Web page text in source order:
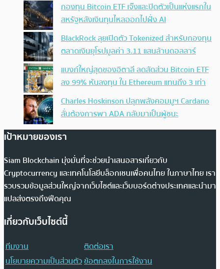
กองทุน Bitcoin ETF เจ๊งและปิดตัวเป็นแห่งแรกใน
สหรัฐหลังเงินทุนไหลออกไปฝั่ง AI
BlackRock ลุยเปิดตัว Tokenized สำหรับกองทุน
ตลาดเงินยุโรปมูลค่า 3.11 แสนล้านดอลลาร์
แบงก์ใหญ่สุดของอิตาลี ลดสัดส่วน Bitcoin ETF
ลง 99% หันลงทุน ใน Ethereum แทนถึง 3 เท่า
Charles Hoskinson ปลุกพลังคอมมูฯ Cardano
ลั่นต้องการพา ADA กลับมาเป็นผู้ชนะ
เป้าหมายของเรา
Siam Blockchain มุ่งมั่นที่จะช่วยนำเสนอสารเกี่ยวกับ
Cryptocurrency และเทคโนโลยีบล็อกเชนเพื่อคนไทย ในภาษาไทย เรา
รวบรวมข้อมูลส่วนใหญ่จากเว็บไซต์และเว็บบอร์ดต่างประเทศและนำมา
แปลส่งตรงถึงฟีดคุณ
เกี่ยวกับเว็บไซต์นี้
ทีมงาน
ติดต่อเรา
นโยบายความเป็นส่วนตัวข้อตกลงในการใช้งาน